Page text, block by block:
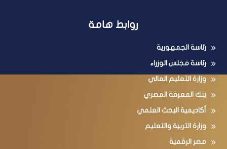
روابط هامة
رئاسة الجمهورية
رئاسة مجلس الوزراء
وزارة التعليم العالي
بنك المعرفة المصري
أكاديمية البحث العلمي
وزارة التربية والتعليم
مصر الرقمية